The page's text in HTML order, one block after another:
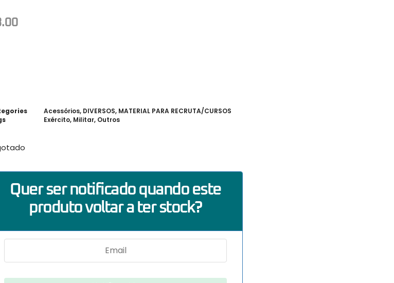
Acessórios, DIVERSOS, MATERIAL PARA RECRUTA/CURSOS
Exército, Militar, Outros
Quer ser notificado quando este
produto voltar a ter stock?